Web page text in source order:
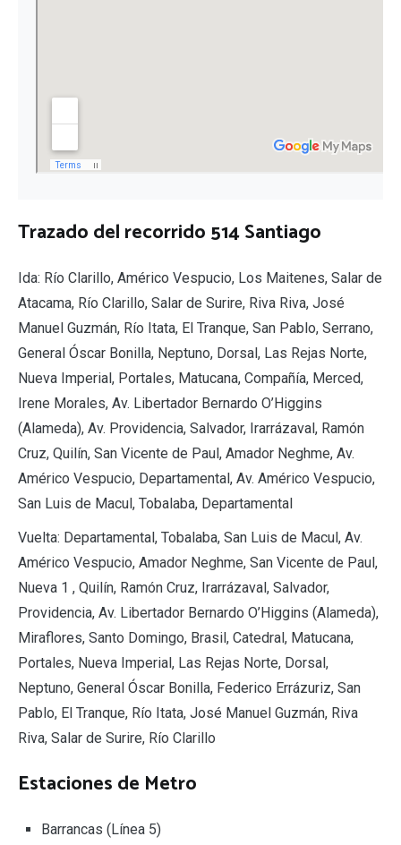
Trazado del recorrido 514 Santiago
Ida: Río Clarillo, Américo Vespucio, Los Maitenes, Salar de
Atacama, Río Clarillo, Salar de Surire, Riva Riva, José
Manuel Guzmán, Río Itata, El Tranque, San Pablo, Serrano,
General Óscar Bonilla, Neptuno, Dorsal, Las Rejas Norte,
Nueva Imperial, Portales, Matucana, Compañía, Merced,
Irene Morales, Av. Libertador Bernardo O’Higgins
(Alameda), Av. Providencia, Salvador, Irarrázaval, Ramón
Cruz, Quilín, San Vicente de Paul, Amador Neghme, Av.
Américo Vespucio, Departamental, Av. Américo Vespucio,
San Luis de Macul, Tobalaba, Departamental
Vuelta: Departamental, Tobalaba, San Luis de Macul, Av.
Américo Vespucio, Amador Neghme, San Vicente de Paul,
Nueva 1 , Quilín, Ramón Cruz, Irarrázaval, Salvador,
Providencia, Av. Libertador Bernardo O’Higgins (Alameda),
Miraflores, Santo Domingo, Brasil, Catedral, Matucana,
Portales, Nueva Imperial, Las Rejas Norte, Dorsal,
Neptuno, General Óscar Bonilla, Federico Errázuriz, San
Pablo, El Tranque, Río Itata, José Manuel Guzmán, Riva
Riva, Salar de Surire, Río Clarillo
Estaciones de Metro
Barrancas (Línea 5)